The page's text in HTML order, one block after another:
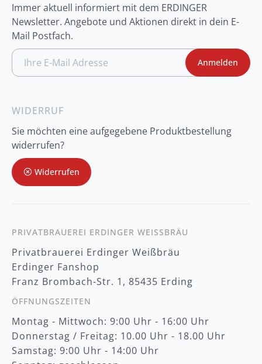
Immer aktuell informiert mit dem ERDINGER
Newsletter. Angebote und Aktionen direkt in dein E-
Mail Postfach.
A
m
u
g
z
u
m
N
e
t
e
r
:
Anmelden
WIDERRUF
Sie möchten eine aufgegebene Produktbestellung
widerrufen?
Widerrufen
PRIVATBRAUEREI ERDINGER WEISSBRÄU
Privatbrauerei Erdinger Weißbräu
Erdinger Fanshop
Franz Brombach-Str. 1, 85435 Erding
ÖFFNUNGSZEITEN
Montag - Mittwoch: 9:00 Uhr - 16:00 Uhr
Donnerstag / Freitag: 10.00 Uhr - 18.00 Uhr
Samstag: 9:00 Uhr - 14:00 Uhr